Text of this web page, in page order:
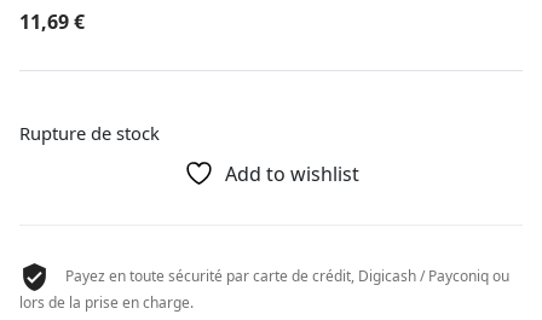
11,69€
Rupture de stock
Add to wishlist
Payez en toute sécurité par carte de crédit, Digicash / Payconiq ou
lors de la prise en charge.